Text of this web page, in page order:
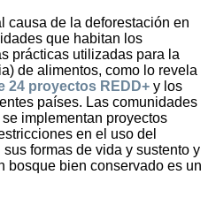
causa de la deforestación en
que habitan los
prácticas utilizadas para la
de alimentos, como lo revela
24 proyectos REDD+ y los
países. Las comunidades
implementan proyectos
en el uso del
formas de vida y sustento y
bosque bien conservado es un